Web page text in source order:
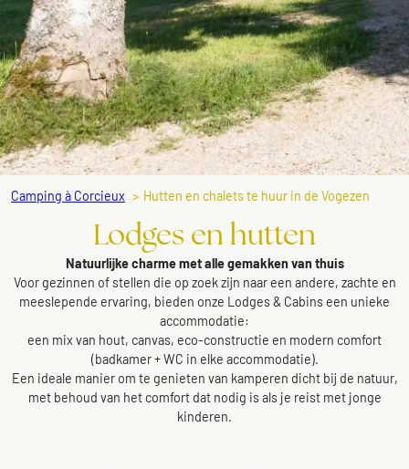
Camping à Corcieux Hutten en chalets te huur in de Vogezen
Lodges en hutten
Natuurlijke charme met alle gemakken van thuis
Voor gezinnen of stellen die op zoek zijn naar een andere, zachte en
meeslepende ervaring, bieden onze Lodges & Cabins een unieke
accommodatie:
een mix van hout, canvas, eco-constructie en modern comfort
(badkamer + WC in elke accommodatie).
Een ideale manier om te genieten van kamperen dicht bij de natuur,
met behoud van het comfort dat nodig is als je reist met jonge
kinderen.